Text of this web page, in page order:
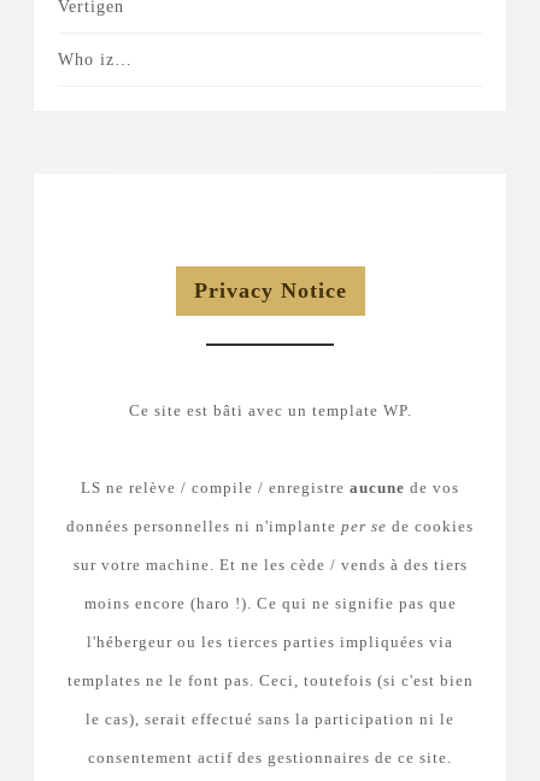
Vertigen
Who iz…
Privacy Notice
Ce site est bâti avec un template WP.
LS ne relève / compile / enregistre aucune de vos
données personnelles ni n'implante per se de cookies
sur votre machine. Et ne les cède / vends à des tiers
moins encore (haro !). Ce qui ne signifie pas que
l'hébergeur ou les tierces parties impliquées via
templates ne le font pas. Ceci, toutefois (si c'est bien
le cas), serait effectué sans la participation ni le
consentement actif des gestionnaires de ce site.